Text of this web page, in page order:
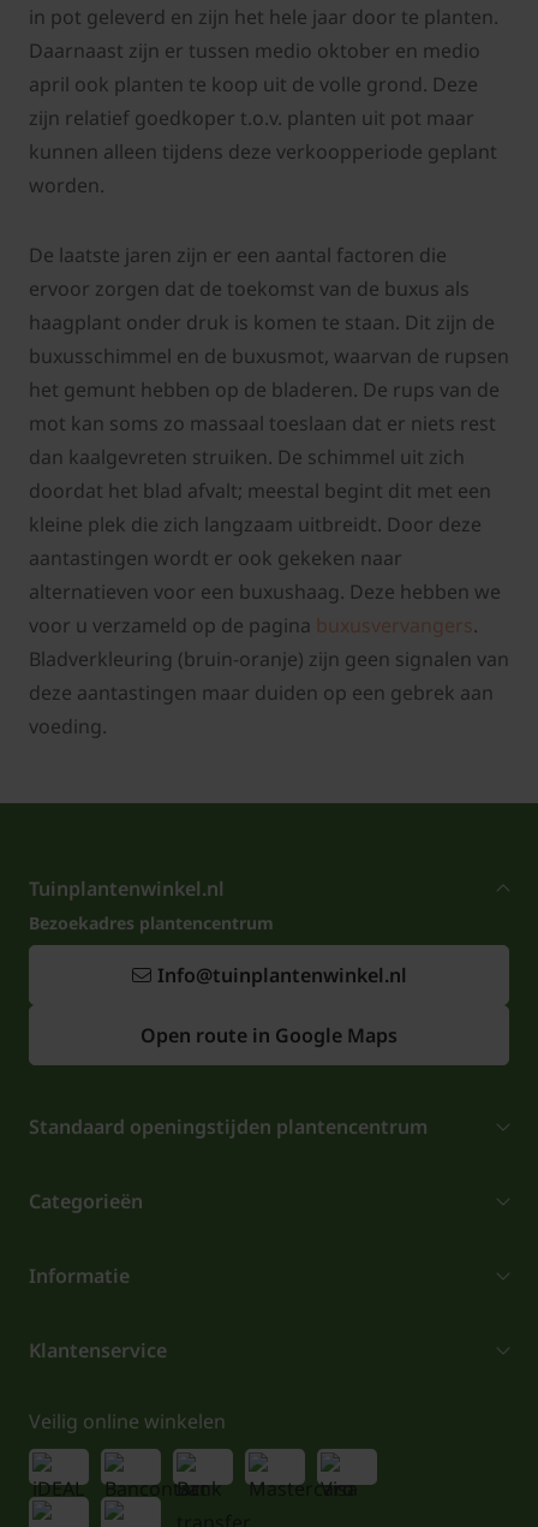
in pot geleverd en zijn het hele jaar door te planten.
Daarnaast zijn er tussen medio oktober en medio
april ook planten te koop uit de volle grond. Deze
zijn relatief goedkoper t.o.v. planten uit pot maar
kunnen alleen tijdens deze verkoopperiode geplant
worden.
De laatste jaren zijn er een aantal factoren die
ervoor zorgen dat de toekomst van de buxus als
haagplant onder druk is komen te staan. Dit zijn de
buxusschimmel en de buxusmot, waarvan de rupsen
het gemunt hebben op de bladeren. De rups van de
mot kan soms zo massaal toeslaan dat er niets rest
dan kaalgevreten struiken. De schimmel uit zich
doordat het blad afvalt; meestal begint dit met een
kleine plek die zich langzaam uitbreidt. Door deze
aantastingen wordt er ook gekeken naar
alternatieven voor een buxushaag. Deze hebben we
voor u verzameld op de pagina buxusvervangers.
Bladverkleuring (bruin-oranje) zijn geen signalen van
deze aantastingen maar duiden op een gebrek aan
voeding.
Tuinplantenwinkel.nl
Bezoekadres plantencentrum
Info@tuinplantenwinkel.nl
Open route in Google Maps
Standaard openingstijden plantencentrum
Categorieën
Informatie
Klantenservice
Veilig online winkelen